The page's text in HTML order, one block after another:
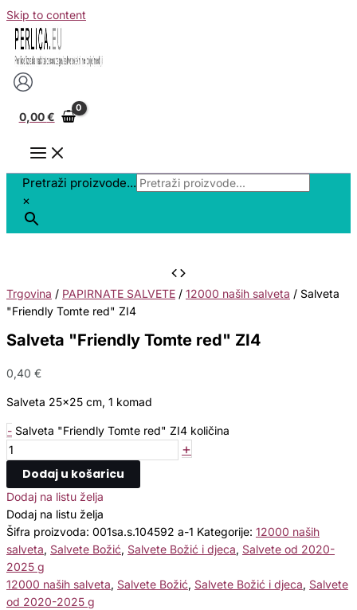
Skip to content
0,00€
Pretraži proizvode...
×
Trgovina / PAPIRNATE SALVETE / 12000 naših salveta / Salveta
"Friendly Tomte red" ZI4
Salveta "Friendly Tomte red" ZI4
0,40 €
Salveta 25×25 cm, 1 komad
- Salveta "Friendly Tomte red" ZI4 količina
+
Dodaj u košaricu
Dodaj na listu želja
Dodaj na listu želja
Šifra proizvoda: 001sa.s.104592 a-1 Kategorije: 12000 naših
salveta, Salvete Božić, Salvete Božić i djeca, Salvete od 2020-
2025 g
12000 naših salveta, Salvete Božić, Salvete Božić i djeca, Salvete
od 2020-2025 g